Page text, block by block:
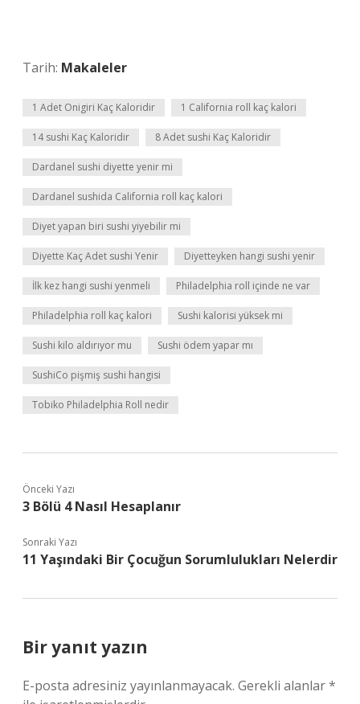
Tarih: Makaleler
1 Adet Onigiri Kaç Kaloridir 1 California roll kaç kalori
14 sushi Kaç Kaloridir 8 Adet sushi Kaç Kaloridir
Dardanel sushi diyette yenir mi
Dardanel sushida California roll kaç kalori
Diyet yapan biri sushi yiyebilir mi
Diyette Kaç Adet sushi Yenir Diyetteyken hangi sushi yenir
İlk kez hangi sushi yenmeli Philadelphia roll içinde ne var
Philadelphia roll kaç kalori Sushi kalorisi yüksek mi
Sushi kilo aldırıyor mu Sushi ödem yapar mı
SushiCo pişmiş sushi hangisi
Tobiko Philadelphia Roll nedir
Önceki Yazı
3 Bölü 4 Nasıl Hesaplanır
Sonraki Yazı
11 Yaşındaki Bir Çocuğun Sorumlulukları Nelerdir
Bir yanıt yazın
E-posta adresiniz yayınlanmayacak. Gerekli alanlar*